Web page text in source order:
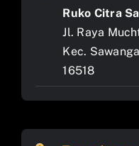
Ruko Citra
Jl. Raya
Kec.
16518